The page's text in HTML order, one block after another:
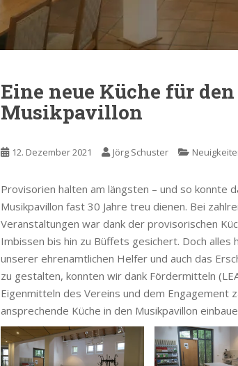
Eine neue Küche für
Musikpavillon
12. Dezember 2021 Jörg Schuster
Provisorien halten am längsten – und so konnte
Musikpavillon fast 30 Jahre treu dienen. Bei
Veranstaltungen war dank der provisorischen
Imbissen bis hin zu Büffets gesichert. Doch
unserer ehrenamtlichen Helfer und auch das
zu gestalten, konnten wir dank Fördermitteln
Eigenmitteln des Vereins und dem Engagement
ansprechende Küche in den Musikpavillon